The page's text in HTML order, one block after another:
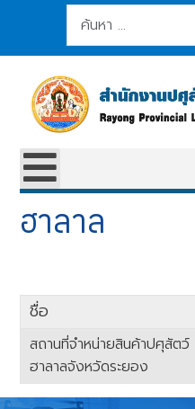
การค้นหา
ฮาลาล
เนื้อหา
ชื่อ
สถานที่จำหน่ายสินค้าปศุสัตว์
ฮาลาลจังหวัดระยอง